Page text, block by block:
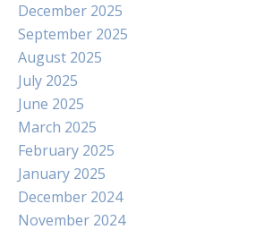
December 2025
September 2025
August 2025
July 2025
June 2025
March 2025
February 2025
January 2025
December 2024
November 2024